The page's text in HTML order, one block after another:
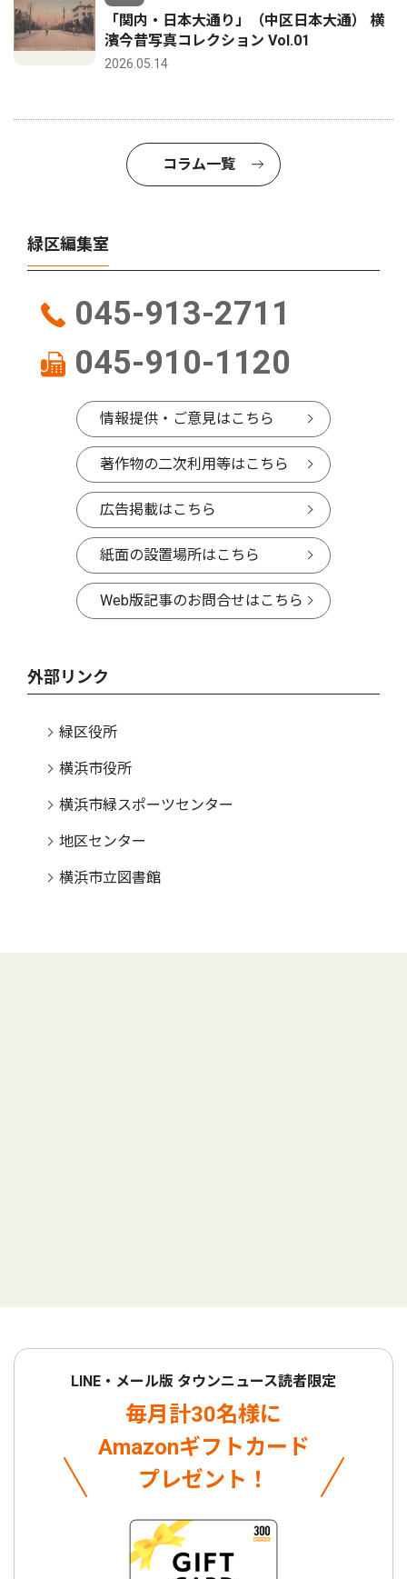
「関内・日本大通り」（中区日本大通） 横
濱今昔写真コレクション Vol.01
2026.05.14
コラム一覧
緑区編集室
045-913-2711
045-910-1120
情報提供・ご意見はこちら
著作物の二次利用等はこちら
広告掲載はこちら
紙面の設置場所はこちら
Web版記事のお問合せはこちら
外部リンク
緑区役所
横浜市役所
横浜市緑スポーツセンター
地区センター
横浜市立図書館
LINE・メール版 タウンニュース読者限定
毎月計30名様に
Amazonギフトカード
プレゼント！